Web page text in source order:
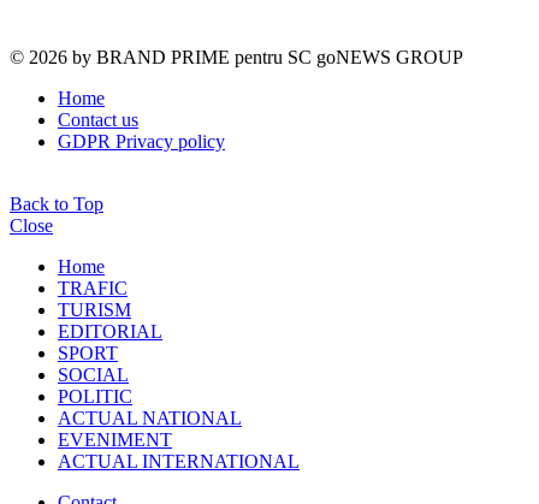
© 2026 by BRAND PRIME pentru SC goNEWS GROUP
Home
Contact us
GDPR Privacy policy
Back to Top
Close
Home
TRAFIC
TURISM
EDITORIAL
SPORT
SOCIAL
POLITIC
ACTUAL NATIONAL
EVENIMENT
ACTUAL INTERNATIONAL